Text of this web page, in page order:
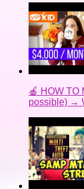
🍎 HOW TO
possible) →